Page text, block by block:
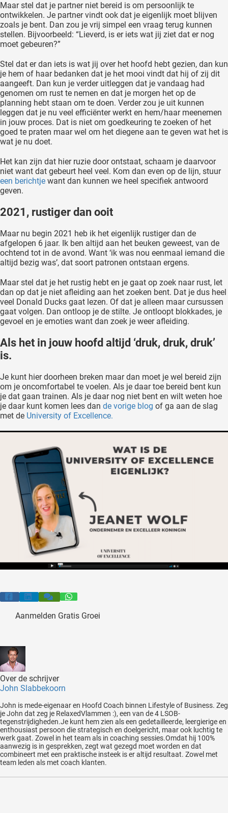
Maar stel dat je partner niet bereid is om persoonlijk te
ontwikkelen. Je partner vindt ook dat je eigenlijk moet blijven
zoals je bent. Dan zou je vrij simpel een vraag terug kunnen
stellen. Bijvoorbeeld: “Lieverd, is er iets wat jij ziet dat er nog
moet gebeuren?”
Stel dat er dan iets is wat jij over het hoofd hebt gezien, dan kun
je hem of haar bedanken dat je het mooi vindt dat hij of zij dit
aangeeft. Dan kun je verder uitleggen dat je vandaag had
genomen om rust te nemen en dat je morgen het op de
planning hebt staan om te doen. Verder zou je uit kunnen
leggen dat je nu veel efficiënter werkt en hem/haar meenemen
in jouw proces. Dat is niet om goedkeuring te zoeken of het
goed te praten maar wel om het diegene aan te geven wat het is
wat je nu doet.
Het kan zijn dat hier ruzie door ontstaat, schaam je daarvoor
niet want dat gebeurt heel veel. Kom dan even op de lijn, stuur
een berichtje want dan kunnen we heel specifiek antwoord
geven.
2021, rustiger dan ooit
Maar nu begin 2021 heb ik het eigenlijk rustiger dan de
afgelopen 6 jaar. Ik ben altijd aan het beuken geweest, van de
ochtend tot in de avond. Want ‘ik was nou eenmaal iemand die
altijd bezig was’, dat soort patronen ontstaan ergens.
Maar stel dat je het rustig hebt en je gaat op zoek naar rust, let
dan op dat je niet afleiding aan het zoeken bent. Dat je dus heel
veel Donald Ducks gaat lezen. Of dat je alleen maar cursussen
gaat volgen. Dan ontloop je de stilte. Je ontloopt blokkades, je
gevoel en je emoties want dan zoek je weer afleiding.
Als het in jouw hoofd altijd ‘druk, druk, druk’
is.
Je kunt hier doorheen breken maar dan moet je wel bereid zijn
om je oncomfortabel te voelen. Als je daar toe bereid bent kun
je dat gaan trainen. Als je daar nog niet bent en wilt weten hoe
je daar kunt komen lees dan de vorige blog of ga aan de slag
met de University of Excellence.
Aanmelden Gratis Groei
Over de schrijver
John Slabbekoorn
John is mede-eigenaar en Hoofd Coach binnen Lifestyle of Business. Zeg
je John dat zeg je RelaxedVlammen :), een van de 4 LSOB-
tegenstrijdigheden.Je kunt hem zien als een gedetailleerde, leergierige en
enthousiast persoon die strategisch en doelgericht, maar ook luchtig te
werk gaat. Zowel in het team als in coaching sessies.Omdat hij 100%
aanwezig is in gesprekken, zegt wat gezegd moet worden en dat
combineert met een praktische insteek is er altijd resultaat. Zowel met
team leden als met coach klanten.